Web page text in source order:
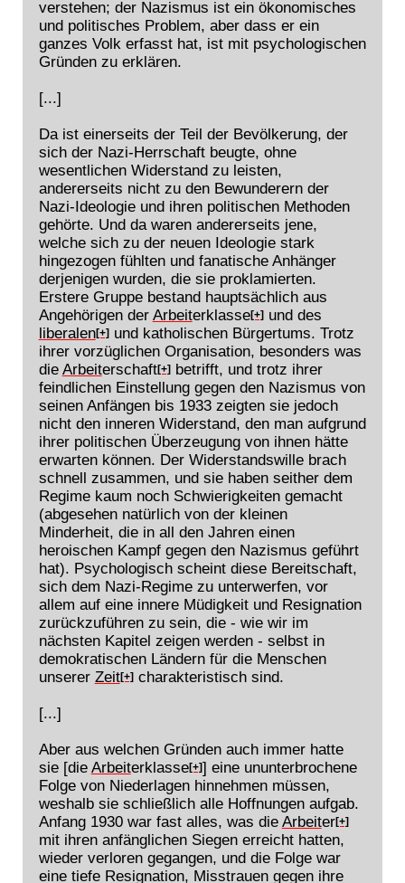
verstehen; der Nazismus ist ein ökonomisches
und politisches Problem, aber dass er ein
ganzes Volk erfasst hat, ist mit psychologischen
Gründen zu erklären.
[...]
Da ist einerseits der Teil der Bevölkerung, der
sich der Nazi-Herrschaft beugte, ohne
wesentlichen Widerstand zu leisten,
andererseits nicht zu den Bewunderern der
Nazi-Ideologie und ihren politischen Methoden
gehörte. Und da waren andererseits jene,
welche sich zu der neuen Ideologie stark
hingezogen fühlten und fanatische Anhänger
derjenigen wurden, die sie proklamierten.
Erstere Gruppe bestand hauptsächlich aus
Angehörigen der Arbeiterklasse[+]und des
liberalen[+]und katholischen Bürgertums. Trotz
ihrer vorzüglichen Organisation, besonders was
die Arbeiterschaft[+]betrifft, und trotz ihrer
feindlichen Einstellung gegen den Nazismus von
seinen Anfängen bis 1933 zeigten sie jedoch
nicht den inneren Widerstand, den man aufgrund
ihrer politischen Überzeugung von ihnen hätte
erwarten können. Der Widerstandswille brach
schnell zusammen, und sie haben seither dem
Regime kaum noch Schwierigkeiten gemacht
(abgesehen natürlich von der kleinen
Minderheit, die in all den Jahren einen
heroischen Kampf gegen den Nazismus geführt
hat). Psychologisch scheint diese Bereitschaft,
sich dem Nazi-Regime zu unterwerfen, vor
allem auf eine innere Müdigkeit und Resignation
zurückzuführen zu sein, die - wie wir im
nächsten Kapitel zeigen werden - selbst in
demokratischen Ländern für die Menschen
unserer Zeit[+]charakteristisch sind.
[...]
Aber aus welchen Gründen auch immer hatte
sie [die Arbeiterklasse[+]] eine ununterbrochene
Folge von Niederlagen hinnehmen müssen,
weshalb sie schließlich alle Hoffnungen aufgab.
Anfang 1930 war fast alles, was die Arbeiter[+]
mit ihren anfänglichen Siegen erreicht hatten,
wieder verloren gegangen, und die Folge war
eine tiefe Resignation, Misstrauen gegen ihre